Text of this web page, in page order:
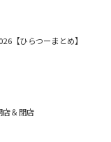
【ひらつーまとめ】
店＆閉店